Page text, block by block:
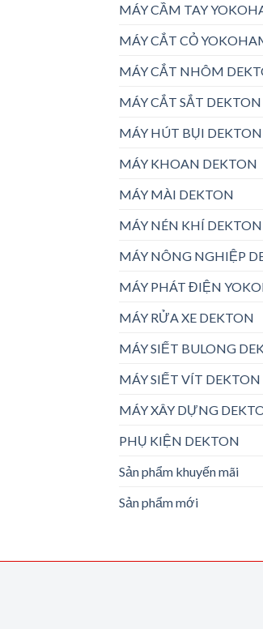
MÁY CẦM TAY
MÁY CẮT CỎ
MÁY CẮT NHÔM
MÁY CẮT SẮT DEKTON
MÁY HÚT BỤI DEKTON
MÁY KHOAN DEKTON
MÁY MÀI DEKTON
MÁY NÉN KHÍ DEKTON
MÁY NÔNG NGHIỆP
MÁY PHÁT ĐIỆN
MÁY RỬA XE DEKTON
MÁY SIẾT BULONG
MÁY SIẾT VÍT DEKTON
MÁY XÂY DỰNG
PHỤ KIỆN DEKTON
Sản phẩm khuyến mãi
Sản phẩm mới